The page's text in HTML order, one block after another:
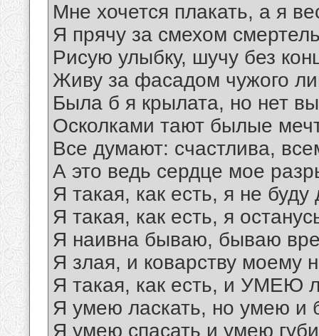
Мне хочется плакать, а я
Я прячу за смехом
Рисую улыбку, шучу без
Живу за фасадом чужого
Была б я крылата, но нет
Осколками тают былые
Все думают: счастлива,
А это ведь сердце мое
Я такая, как есть, я не буду
Я такая, как есть, я
Я наивна бываю, бываю
Я злая, и коварству моему
Я такая, как есть, и УМЕЮ
Я умею ласкать, но умею и
Я умею спасать и умею